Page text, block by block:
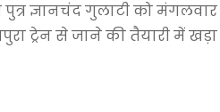
ज्ञानचंद गुलाटी को मंगलवार
ट्रेन से जाने की तैयारी में खड़ा